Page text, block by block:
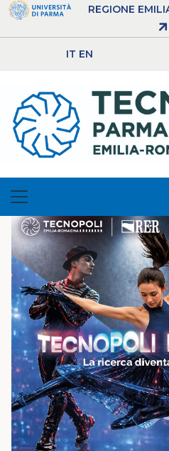
REGIONE
IT EN